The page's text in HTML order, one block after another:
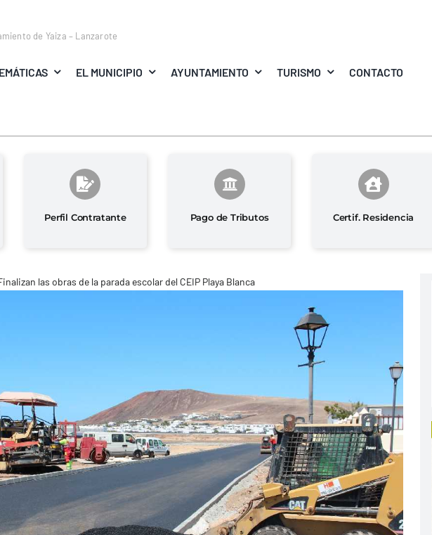
de Yaiza – Lanzarote
EL MUNICIPIO AYUNTAMIENTO TURISMO CONTACTO
Perfil Contratante Pago de Tributos Certif. Residencia
las obras de la parada escolar del CEIP Playa Blanca